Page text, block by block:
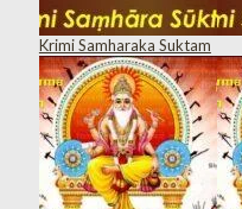
Krimi Samharaka Suktam